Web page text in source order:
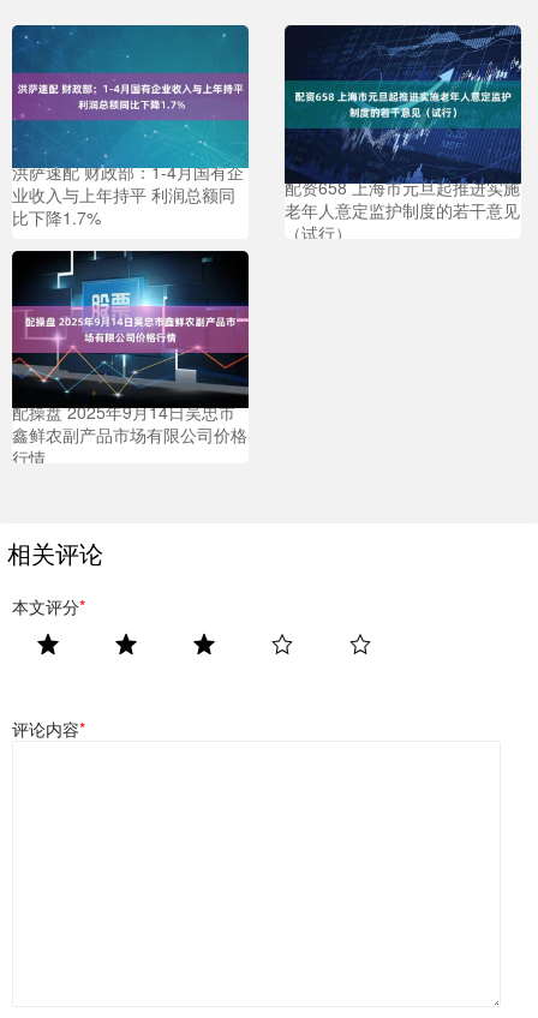
洪萨速配 财政部：1-4月国有企
业收入与上年持平 利润总额同
比下降1.7%
配资658 上海市元旦起推进实施
老年人意定监护制度的若干意见
（试行）
配操盘 2025年9月14日吴忠市
鑫鲜农副产品市场有限公司价格
行情
相关评论
本文评分*
评论内容*